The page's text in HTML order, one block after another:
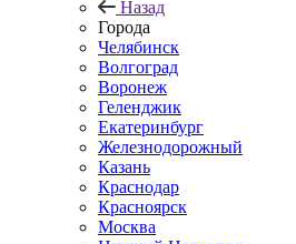
Назад
Города
Челябинск
Волгоград
Воронеж
Геленджик
Екатеринбург
Железнодорожный
Казань
Краснодар
Красноярск
Москва